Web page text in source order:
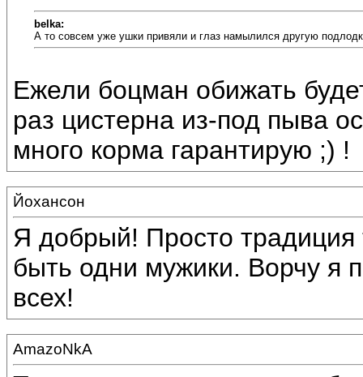
belka:
А то совсем уже ушки привяли и глаз намылился другую
Ежели боцман обижать
раз цистерна из-под пыва
много корма гарантирую ;) !
Йохансон
Я добрый! Просто
быть одни мужики. Ворчу я
всех!
AmazoNkA